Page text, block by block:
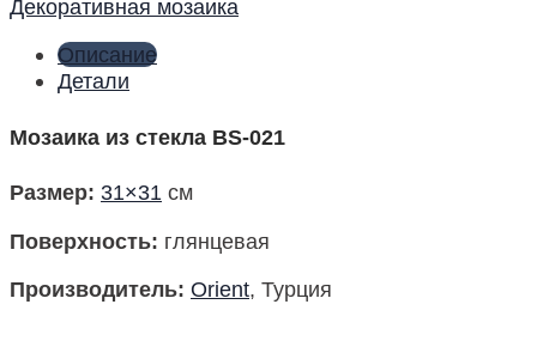
Декоративная мозаика
Описание
Детали
Мозаика из стекла BS-021
Размер: 31×31 см
Поверхность: глянцевая
Производитель: Orient, Турция